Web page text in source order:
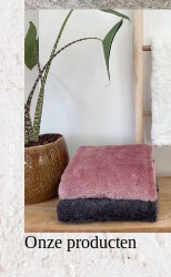
Onze producten